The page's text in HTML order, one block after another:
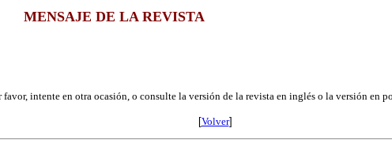
MENSAJE DE LA REVISTA
intente en otra ocasión, o consulte la versión de la revista en inglés o la versión en
[Volver]